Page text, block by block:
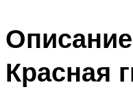
Красная